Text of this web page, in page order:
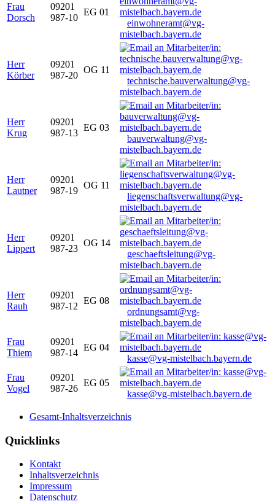
Frau
Dorsch
09201
987-10
EG 01
einwohneramt@vg-
mistelbach.bayern.de
Herr
Körber
09201
987-20
OG 11
technische.bauverwaltung@vg-
mistelbach.bayern.de
Herr
Krug
09201
987-13
EG 03
bauverwaltung@vg-
mistelbach.bayern.de
Herr
Lautner
09201
987-19
OG 11
liegenschaftsverwaltung@vg-
mistelbach.bayern.de
Herr
Lippert
09201
987-23
OG 14
geschaeftsleitung@vg-
mistelbach.bayern.de
Herr
Rauh
09201
987-12
EG 08
ordnungsamt@vg-
mistelbach.bayern.de
Frau
Thiem
09201
987-14
EG 04
kasse@vg-mistelbach.bayern.de
Frau
Vogel
09201
987-26
EG 05
kasse@vg-mistelbach.bayern.de
Gesamt-Inhaltsverzeichnis
Quicklinks
Kontakt
Inhaltsverzeichnis
Impressum
Datenschutz